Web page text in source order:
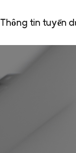
Thông tin tuyển